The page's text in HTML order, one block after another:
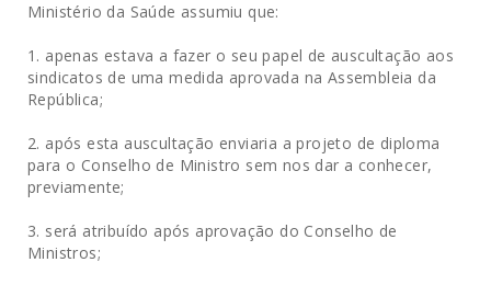
Ministério da Saúde assumiu que:
apenas estava a fazer o seu papel de auscultação aos
sindicatos de uma medida aprovada na Assembleia da
República;
após esta auscultação enviaria a projeto de diploma
para o Conselho de Ministro sem nos dar a conhecer,
previamente;
será atribuído após aprovação do Conselho de
Ministros;